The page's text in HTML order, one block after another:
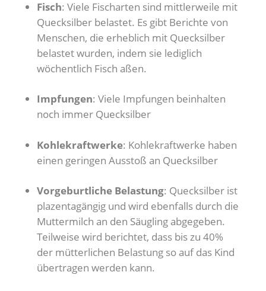
Fisch: Viele Fischarten sind mittlerweile mit
Quecksilber belastet. Es gibt Berichte von
Menschen, die erheblich mit Quecksilber
belastet wurden, indem sie lediglich
wöchentlich Fisch aßen.
Impfungen: Viele Impfungen beinhalten
noch immer Quecksilber
Kohlekraftwerke: Kohlekraftwerke haben
einen geringen Ausstoß an Quecksilber
Vorgeburtliche Belastung: Quecksilber ist
plazentagängig und wird ebenfalls durch die
Muttermilch an den Säugling abgegeben.
Teilweise wird berichtet, dass bis zu 40%
der mütterlichen Belastung so auf das Kind
übertragen werden kann.